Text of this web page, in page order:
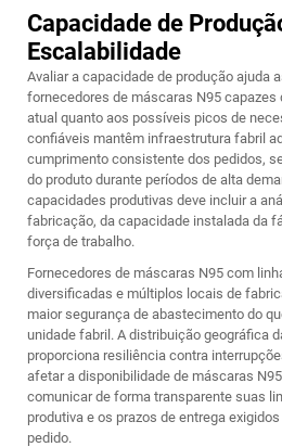
Capacidade de
Escalabilidade
Avaliar a capacidade de produção ajuda
fornecedores de máscaras N95 capazes
atual quanto aos possíveis picos de
confiáveis mantêm infraestrutura fabril
cumprimento consistente dos pedidos,
do produto durante períodos de alta
capacidades produtivas deve incluir a
fabricação, da capacidade instalada da
força de trabalho.
Fornecedores de máscaras N95 com
diversificadas e múltiplos locais de
maior segurança de abastecimento do
unidade fabril. A distribuição geográfica
proporciona resiliência contra
afetar a disponibilidade de máscaras
comunicar de forma transparente suas
produtiva e os prazos de entrega
pedido.